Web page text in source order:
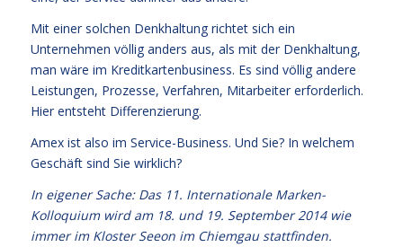
Mit einer solchen Denkhaltung richtet sich ein
Unternehmen völlig anders aus, als mit der Denkhaltung,
man wäre im Kreditkartenbusiness. Es sind völlig andere
Leistungen, Prozesse, Verfahren, Mitarbeiter erforderlich.
Hier entsteht Differenzierung.
Amex ist also im Service-Business. Und Sie? In welchem
Geschäft sind Sie wirklich?
In eigener Sache: Das 11. Internationale Marken-
Kolloquium wird am 18. und 19. September 2014 wie
immer im Kloster Seeon im Chiemgau stattfinden.